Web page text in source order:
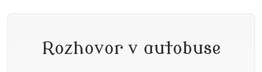
Rozhovor v autobuse